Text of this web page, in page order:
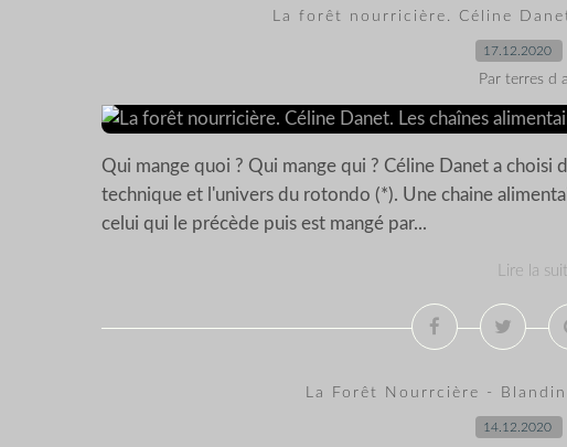
La forêt nourricière. Céline
17.12.2020
Par terres d
Qui mange quoi ? Qui mange qui ? Céline Danet a
technique et l'univers du rotondo (*). Une chaine
celui qui le précède puis est mangé par...
Lire la
La Forêt Nourrcière -
14.12.2020